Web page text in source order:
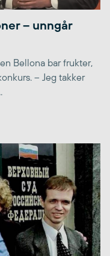
– unngår
Bellona bar frukter,
– Jeg takker